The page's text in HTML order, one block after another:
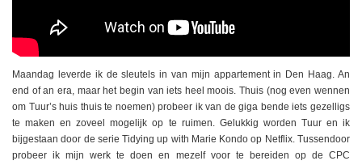
Maandag leverde ik de sleutels in van mijn appartement in Den Haag. An
end of an era, maar het begin van iets heel moois. Thuis (nog even wennen
om Tuur’s huis thuis te noemen) probeer ik van de giga bende iets gezelligs
te maken en zoveel mogelijk op te ruimen. Gelukkig worden Tuur en ik
bijgestaan door de serie Tidying up with Marie Kondo op Netflix. Tussendoor
probeer ik mijn werk te doen en mezelf voor te bereiden op de CPC